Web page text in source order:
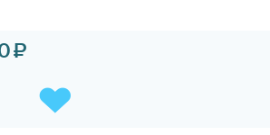
₽